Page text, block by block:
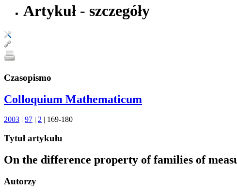
Artykuł - szczegóły
Czasopismo
Colloquium Mathematicum
2003 | 97 | 2 | 169-180
Tytuł artykułu
On the difference property of families of
Autorzy